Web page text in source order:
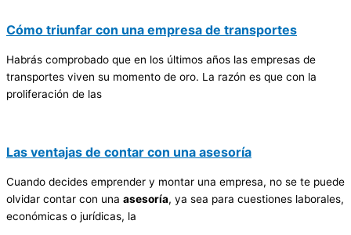
Cómo triunfar con una empresa de transportes
Habrás comprobado que en los últimos años las empresas de
transportes viven su momento de oro. La razón es que con la
proliferación de las
Las ventajas de contar con una asesoría
Cuando decides emprender y montar una empresa, no se te puede
olvidar contar con una asesoría, ya sea para cuestiones laborales,
económicas o jurídicas, la